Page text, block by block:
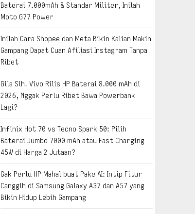
Baterai 7.000mAh & Standar Militer, Inilah
Moto G77 Power
Inilah Cara Shopee dan Meta Bikin Kalian Makin
Gampang Dapat Cuan Afiliasi Instagram Tanpa
Ribet
Gila Sih! Vivo Rilis HP Baterai 8.000 mAh di
2026, Nggak Perlu Ribet Bawa Powerbank
Lagi?
Infinix Hot 70 vs Tecno Spark 50: Pilih
Baterai Jumbo 7000 mAh atau Fast Charging
45W di Harga 2 Jutaan?
Gak Perlu HP Mahal buat Pake AI: Intip Fitur
Canggih di Samsung Galaxy A37 dan A57 yang
Bikin Hidup Lebih Gampang